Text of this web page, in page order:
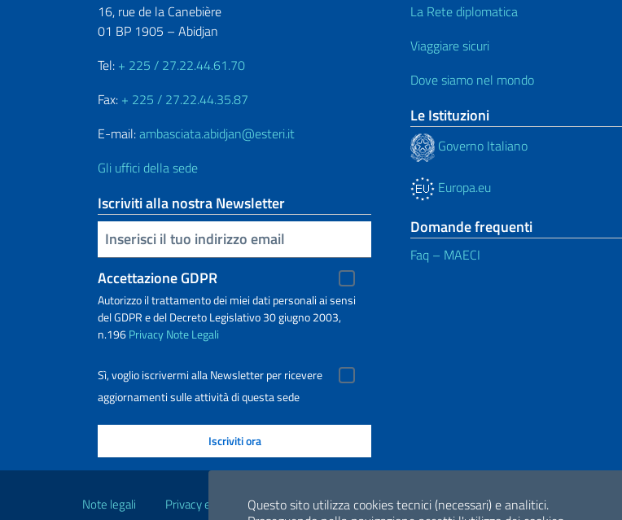
Questo sito utilizza cookies tecnici (necessari) e analitici.
16, rue de la Canebière
01 BP 1905 – Abidjan
Tel: + 225 / 27.22.44.61.70
Fax: + 225 / 27.22.44.35.87
E-mail:ambasciata.abidjan@esteri.it
Gli uffici della sede
Iscriviti alla nostra Newsletter
Inserisci la tua email
Accettazione GDPR
Autorizzo il trattamento dei miei dati personali ai sensi
del GDPR e del Decreto Legislativo 30 giugno 2003,
n.196PrivacyNote Legali
Sì, voglio iscrivermi alla Newsletter per ricevere
aggiornamenti sulle attività di questa sede
La Rete diplomatica
Viaggiare sicuri
Dove siamo nel mondo
Le Istituzioni
Governo Italiano
Europa.eu
Domande frequenti
Faq – MAECI
Note legali Privacy e cookie policy Dichiarazione di accessibilità